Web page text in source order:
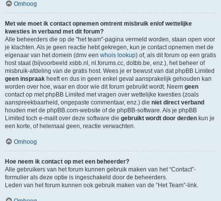
Omhoog
Met wie moet ik contact opnemen omtrent misbruik en/of wettelijke
kwesties in verband met dit forum?
Alle beheerders die op de "het team"-pagina vermeld worden, staan open voor
je klachten. Als je geen reactie hebt gekregen, kun je contact opnemen met de
eigenaar van het domein (dmv een whois lookup) of, als dit forum op een gratis
host staat (bijvoorbeeld xsbb.nl, nl.forums.cc, dotbb.be, enz.), het beheer of
misbruik-afdeling van de gratis host. Wees je er bewust van dat phpBB Limited
geen inspraak heeft en dus in geen enkel geval aansprakelijk gehouden kan
worden over hoe, waar en door wie dit forum gebruikt wordt. Neem geen
contact op met phpBB Limited met vragen over wettelijke kwesties (zoals
aanspreekbaarheid, ongepaste commentaar, enz.) die niet direct verband
houden met de phpBB.com-website of de phpBB-software. Als je phpBB
Limited toch e-mailt over deze software die gebruikt wordt door derden kun je
een korte, of helemaal geen, reactie verwachten.
Omhoog
Hoe neem ik contact op met een beheerder?
Alle gebruikers van het forum kunnen gebruik maken van het “Contact”-
formulier als deze optie is ingeschakeld door de beheerders.
Leden van het forum kunnen ook gebruik maken van de “Het Team”-link.